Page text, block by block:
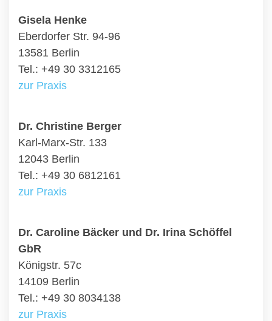
Gisela Henke
Eberdorfer Str. 94-96
13581 Berlin
Tel.: +49 30 3312165
zur Praxis
Dr. Christine Berger
Karl-Marx-Str. 133
12043 Berlin
Tel.: +49 30 6812161
zur Praxis
Dr. Caroline Bäcker und Dr. Irina Schöffel
GbR
Königstr. 57c
14109 Berlin
Tel.: +49 30 8034138
zur Praxis